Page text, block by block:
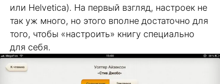
или Helvetica). На первый взгляд, настроек не
так уж много, но этого вполне достаточно для
того, чтобы «настроить» книгу специально
для себя.